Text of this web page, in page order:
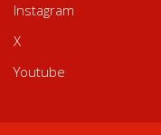
Instagram
X
Youtube